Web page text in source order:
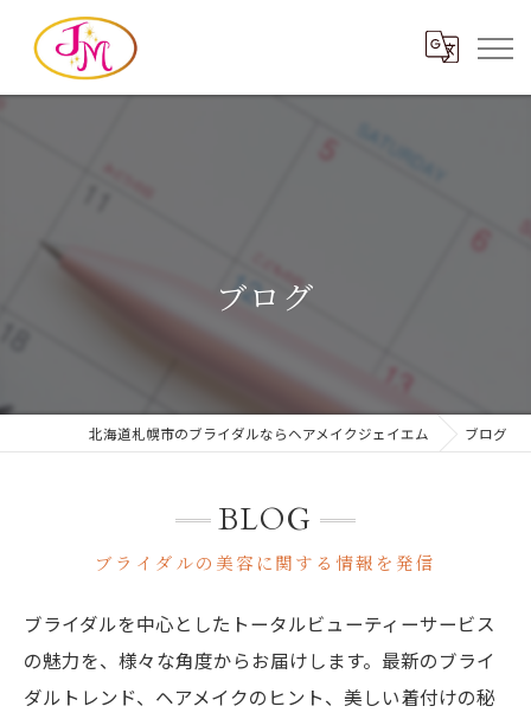
ブログ
北海道札幌市のブライダルならヘアメイクジェイエム ブログ
BLOG
ブライダルの美容に関する情報を発信
ブライダルを中心としたトータルビューティーサービス
の魅力を、様々な角度からお届けします。最新のブライ
ダルトレンド、ヘアメイクのヒント、美しい着付けの秘